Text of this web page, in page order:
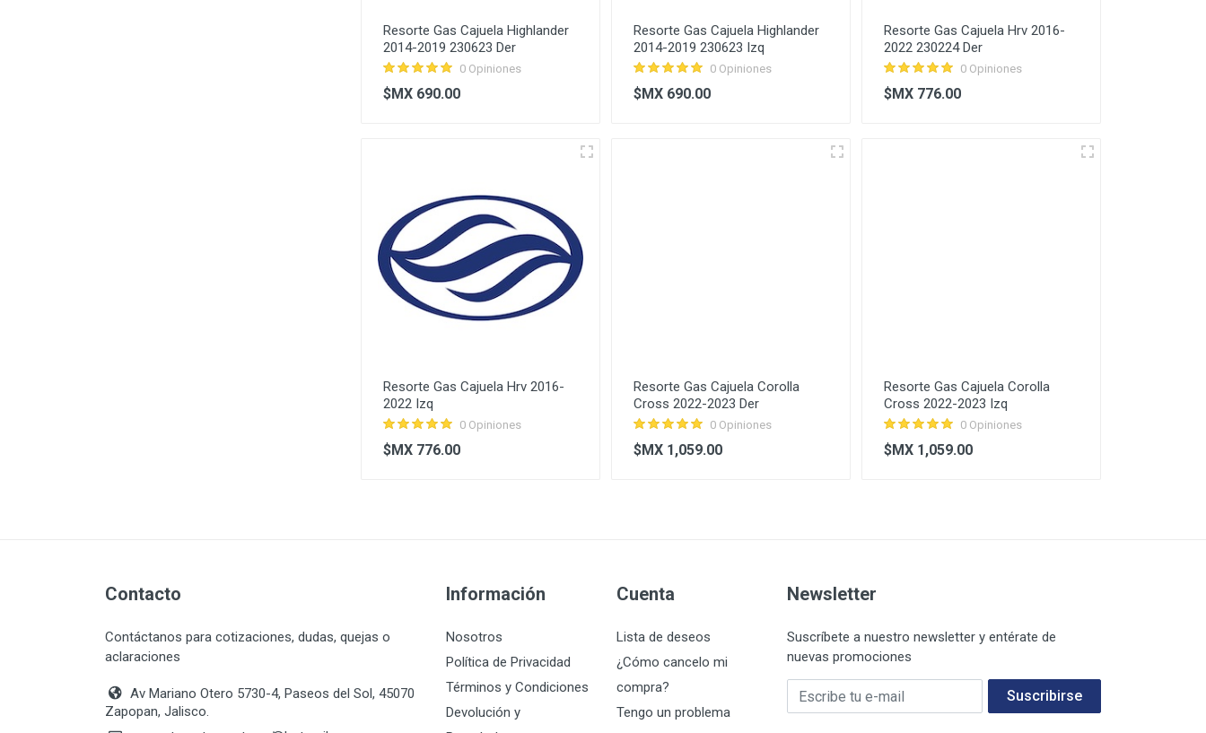
Resorte Gas Cajuela Highlander
2014-2019 230623 Der
0 Opiniones
$MX 690.00
Resorte Gas Cajuela Highlander
2014-2019 230623 Izq
0 Opiniones
$MX 690.00
Resorte Gas Cajuela Hrv 2016-
2022 230224 Der
0 Opiniones
$MX 776.00
Resorte Gas Cajuela Hrv 2016-
2022 Izq
0 Opiniones
$MX 776.00
Resorte Gas Cajuela Corolla
Cross 2022-2023 Der
0 Opiniones
$MX 1,059.00
Resorte Gas Cajuela Corolla
Cross 2022-2023 Izq
0 Opiniones
$MX 1,059.00
Contacto
Contáctanos para cotizaciones, dudas, quejas o
aclaraciones
Av Mariano Otero 5730-4, Paseos del Sol, 45070
Zapopan, Jalisco.
Información
Nosotros
Política de Privacidad
Términos y Condiciones
Devolución y
Cuenta
Lista de deseos
¿Cómo cancelo mi
compra?
Tengo un problema
Newsletter
Suscríbete a nuestro newsletter y entérate de
nuevas promociones
Su E-mail Suscribirse